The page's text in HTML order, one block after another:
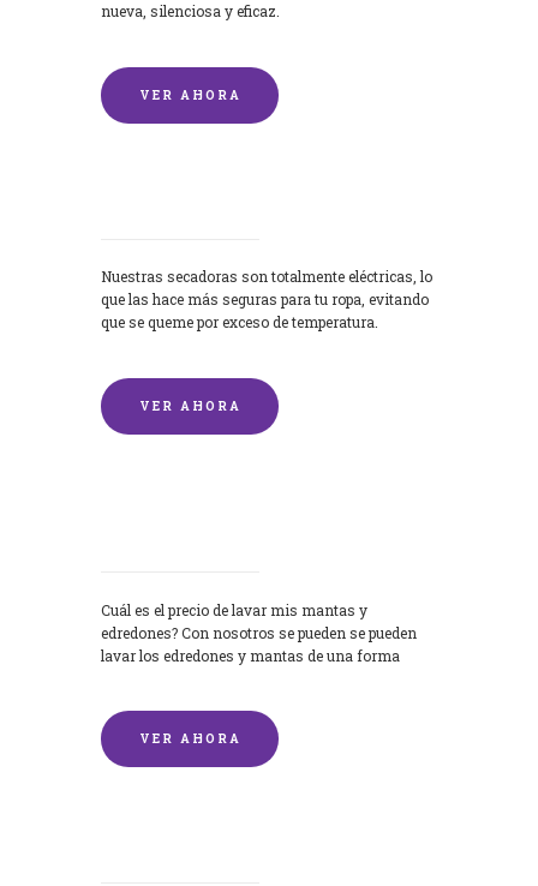
nueva, silenciosa y eficaz.
VER AHORA
Nuestras secadoras son totalmente eléctricas, lo
que las hace más seguras para tu ropa, evitando
que se queme por exceso de temperatura.
VER AHORA
Cuál es el precio de lavar mis mantas y
edredones? Con nosotros se pueden se pueden
lavar los edredones y mantas de una forma
VER AHORA